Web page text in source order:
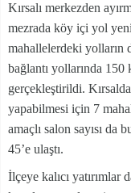
Kırsalı merkezden
mezrada köy içi yol
mahallelerdeki yolların
bağlantı yollarında
gerçekleştirildi.
yapabilmesi için 7
amaçlı salon sayısı da
45’e ulaştı.
İlçeye kalıcı yatırımlar